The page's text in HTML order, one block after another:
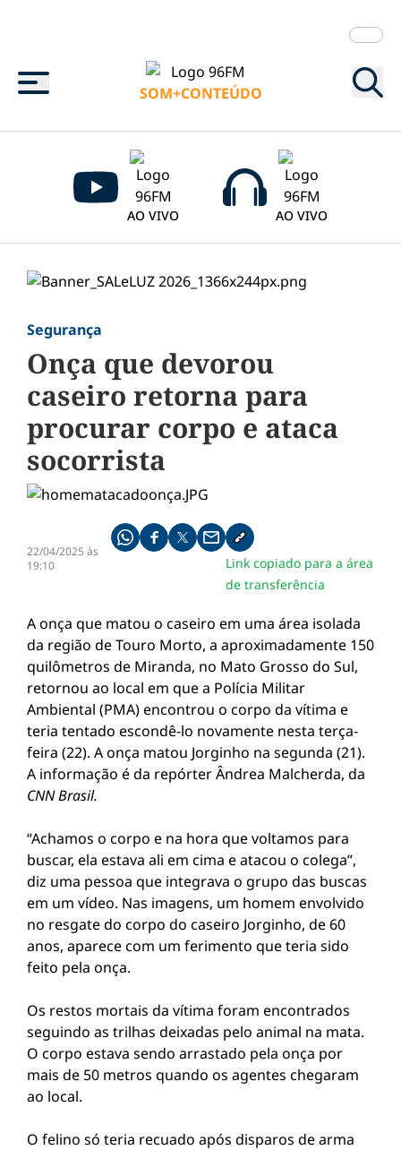
Menu
SOM+CONTEÚDO
AO VIVO AO VIVO
Segurança
Onça que devorou
caseiro retorna para
procurar corpo e ataca
socorrista
22/04/2025 às
19:10
Compartilhe pelo whatsapp
Compartilhar no facebook
Compartilhar no twitter
Compartilhe pelo email
Copiar link da notícia
Link copiado para a área
de transferência
A onça que matou o caseiro em uma área isolada
da região de Touro Morto, a aproximadamente 150
quilômetros de Miranda, no Mato Grosso do Sul,
retornou ao local em que a Polícia Militar
Ambiental (PMA) encontrou o corpo da vítima e
teria tentado escondê-lo novamente nesta terça-
feira (22). A onça matou Jorginho na segunda (21).
A informação é da repórter Ândrea Malcherda, da
CNN Brasil.
“Achamos o corpo e na hora que voltamos para
buscar, ela estava ali em cima e atacou o colega”,
diz uma pessoa que integrava o grupo das buscas
em um vídeo. Nas imagens, um homem envolvido
no resgate do corpo do caseiro Jorginho, de 60
anos, aparece com um ferimento que teria sido
feito pela onça.
Os restos mortais da vítima foram encontrados
seguindo as trilhas deixadas pelo animal na mata.
O corpo estava sendo arrastado pela onça por
mais de 50 metros quando os agentes chegaram
ao local.
O felino só teria recuado após disparos de arma